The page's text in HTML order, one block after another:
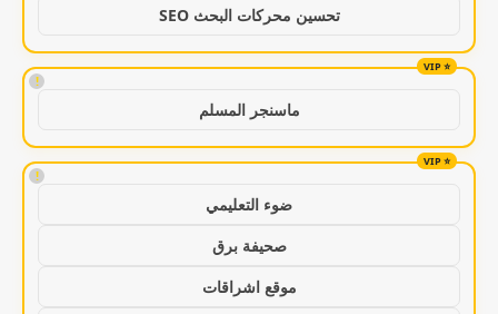
تحسين محركات البحث SEO
!
ماسنجر المسلم
!
ضوء التعليمي
صحيفة برق
موقع اشراقات